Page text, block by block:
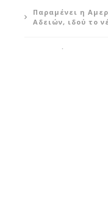
Παραμένει η
Αδειών, ιδού το
Παραμένει η